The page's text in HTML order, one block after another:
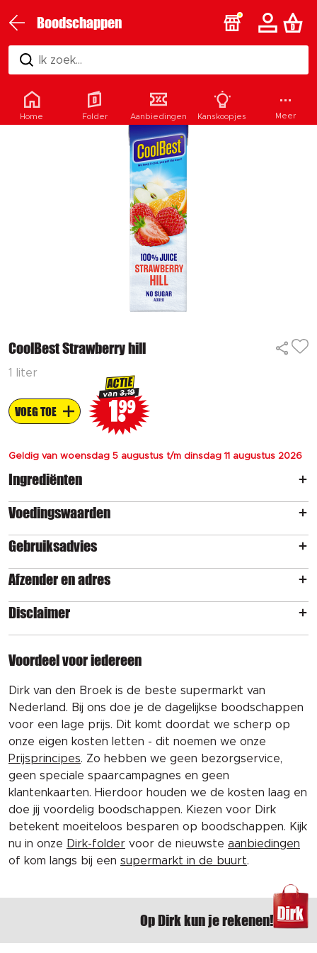
Boodschappen
Ik zoek...
CoolBest Strawberry hill
1 liter
VOEG TOE
ACTIE
van3.19
1 99
Geldig van woensdag 5 augustus t/m dinsdag 11 augustus 2026
Ingrediënten
Voedingswaarden
Gebruiksadvies
Afzender en adres
Disclaimer
Voordeel voor iedereen
Dirk van den Broek is de beste supermarkt van
Nederland. Bij ons doe je de dagelijkse boodschappen
voor een lage prijs. Dit komt doordat we scherp op
onze eigen kosten letten - dit noemen we onze
Prijsprincipes. Zo hebben we geen bezorgservice,
geen speciale spaarcampagnes en geen
klantenkaarten. Hierdoor houden we de kosten laag en
doe jij voordelig boodschappen. Kiezen voor Dirk
betekent moeiteloos besparen op boodschappen. Kijk
nu in onze Dirk-folder voor de nieuwste aanbiedingen
of kom langs bij een supermarkt in de buurt.
Op Dirk kun je rekenen!
Home Folder Aanbiedingen Kanskoopjes Meer